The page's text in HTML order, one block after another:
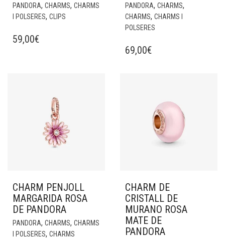
PANDORA, CHARMS, CHARMS
I POLSERES, CLIPS
59,00€
PANDORA, CHARMS,
CHARMS, CHARMS I
POLSERES
69,00€
CHARM PENJOLL
MARGARIDA ROSA
DE PANDORA
PANDORA, CHARMS, CHARMS
I POLSERES, CHARMS
CHARM DE
CRISTALL DE
MURANO ROSA
MATE DE
PANDORA